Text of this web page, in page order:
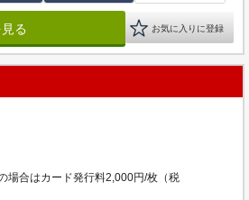
る お気に入りに登録
場合はカード発行料2,000円/枚（税